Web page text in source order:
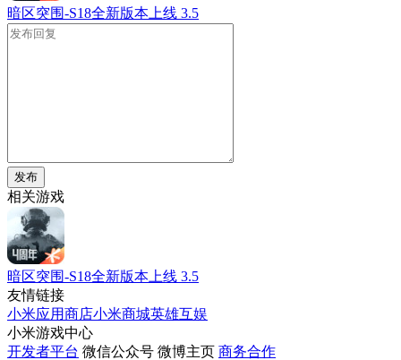
暗区突围-S18全新版本上线 3.5
发布
相关游戏
暗区突围-S18全新版本上线 3.5
友情链接
小米应用商店小米商城英雄互娱
小米游戏中心
开发者平台 微信公众号 微博主页 商务合作